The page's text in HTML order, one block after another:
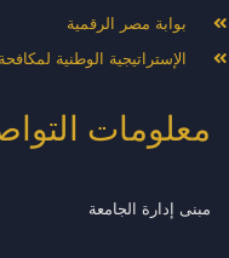
بوابة مصر الرقمية
الإستراتيجية الوطنية
معلومات
مبنى إدارة الجامعة